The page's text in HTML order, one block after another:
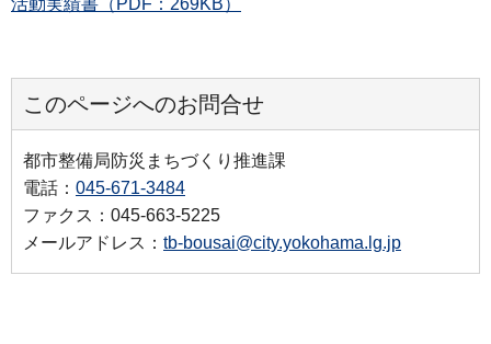
このページへのお問合せ
都市整備局防災まちづくり推進課
電話： 045-671-3484
ファクス：045-663-5225
メールアドレス： tb-bousai@city.yokohama.lg.jp